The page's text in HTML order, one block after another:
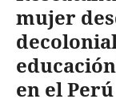
mujer
en el Perú